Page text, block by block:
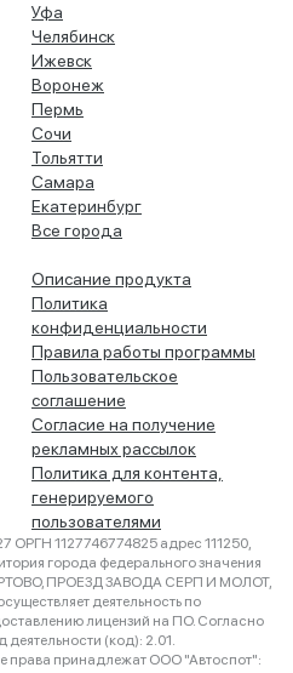
Уфа
Челябинск
Ижевск
Воронеж
Пермь
Сочи
Тольятти
Самара
Екатеринбург
Все города
Описание продукта
Политика
конфиденциальности
Правила работы программы
Пользовательское
соглашение
Согласие на получение
рекламных рассылок
Политика для контента,
генерируемого
пользователями
1127746774825 адрес 111250,
города федерального значения
ПРОЕЗД ЗАВОДА СЕРП И МОЛОТ,
деятельность по
лицензий на ПО. Согласно
(код): 2.01.
принадлежат ООО "Автоспот":